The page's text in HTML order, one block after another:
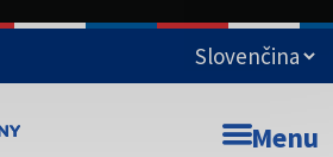
Menu